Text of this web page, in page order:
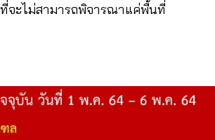
จะไม่สามารถพิจารณาแค่พื้นที่